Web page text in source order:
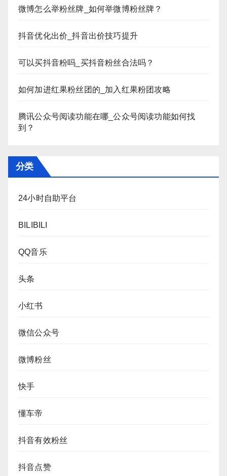
微博怎么举粉丝牌_如何举微博粉丝牌？
抖音优化出价_抖音出价技巧提升
可以买抖音粉吗_买抖音粉丝合法吗？
如何加进红果粉丝团的_加入红果粉团攻略
腾讯公众号阅读功能在哪_公众号阅读功能如何找
到？
分类
24小时自助平台
BILIBILI
QQ音乐
头条
小红书
微信公众号
微博粉丝
快手
懂车帝
抖音有效粉丝
抖音点赞